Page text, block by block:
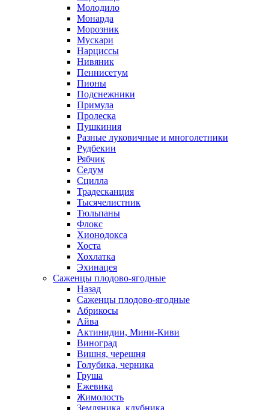
Молодило
Монарда
Морозник
Мускари
Нарциссы
Нивяник
Пеннисетум
Пионы
Подснежники
Примула
Пролеска
Пушкиния
Разные луковичные и многолетники
Рудбекии
Рябчик
Седум
Сцилла
Традесканция
Тысячелистник
Тюльпаны
Флокс
Хионодокса
Хоста
Хохлатка
Эхинацея
Саженцы плодово-ягодные
Назад
Саженцы плодово-ягодные
Абрикосы
Айва
Актинидии, Мини-Киви
Виноград
Вишня, черешня
Голубика, черника
Груша
Ежевика
Жимолость
Земляника, клубника